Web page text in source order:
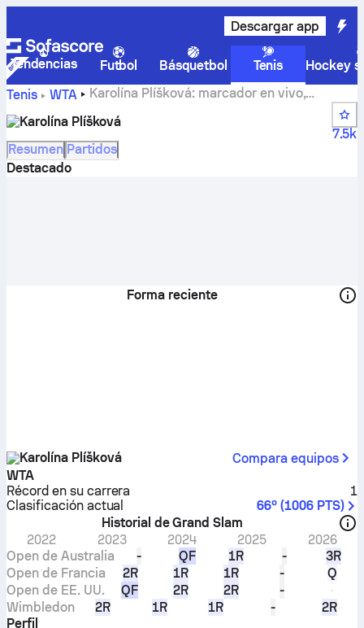
Descargar app
Tendencias Futbol Básquetbol Tenis
Hockey
Tenis
WTA
Karolína Plíšková: marcador en vivo,
Karolína Plíšková
7.5k
Resumen Partidos
Destacado
Forma reciente
Karolína Plíšková
Compara equipos
WTA
Récord en su carrera
1
Clasificación actual
66º (1006 PTS)
Historial de Grand Slam
2022
2023 2024 2025
2026
Open de Australia
- QF 1R -
3R
Open de Francia
2R 1R 1R -
Q
Open de EE. UU.
QF 2R 2R
-
Wimbledon
2R 1R 1R -
2R
Perfil